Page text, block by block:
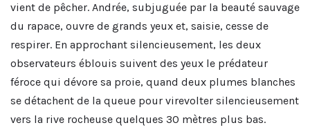
vient de pêcher. Andrée, subjuguée par la beauté sauvage
du rapace, ouvre de grands yeux et, saisie, cesse de
respirer. En approchant silencieusement, les deux
observateurs éblouis suivent des yeux le prédateur
féroce qui dévore sa proie, quand deux plumes blanches
se détachent de la queue pour virevolter silencieusement
vers la rive rocheuse quelques 30 mètres plus bas.